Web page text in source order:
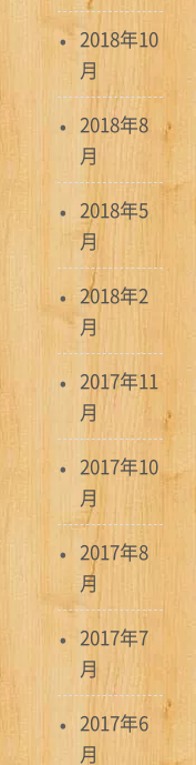
2018年10
月
2018年8
月
2018年5
月
2018年2
月
2017年11
月
2017年10
月
2017年8
月
2017年7
月
2017年6
月